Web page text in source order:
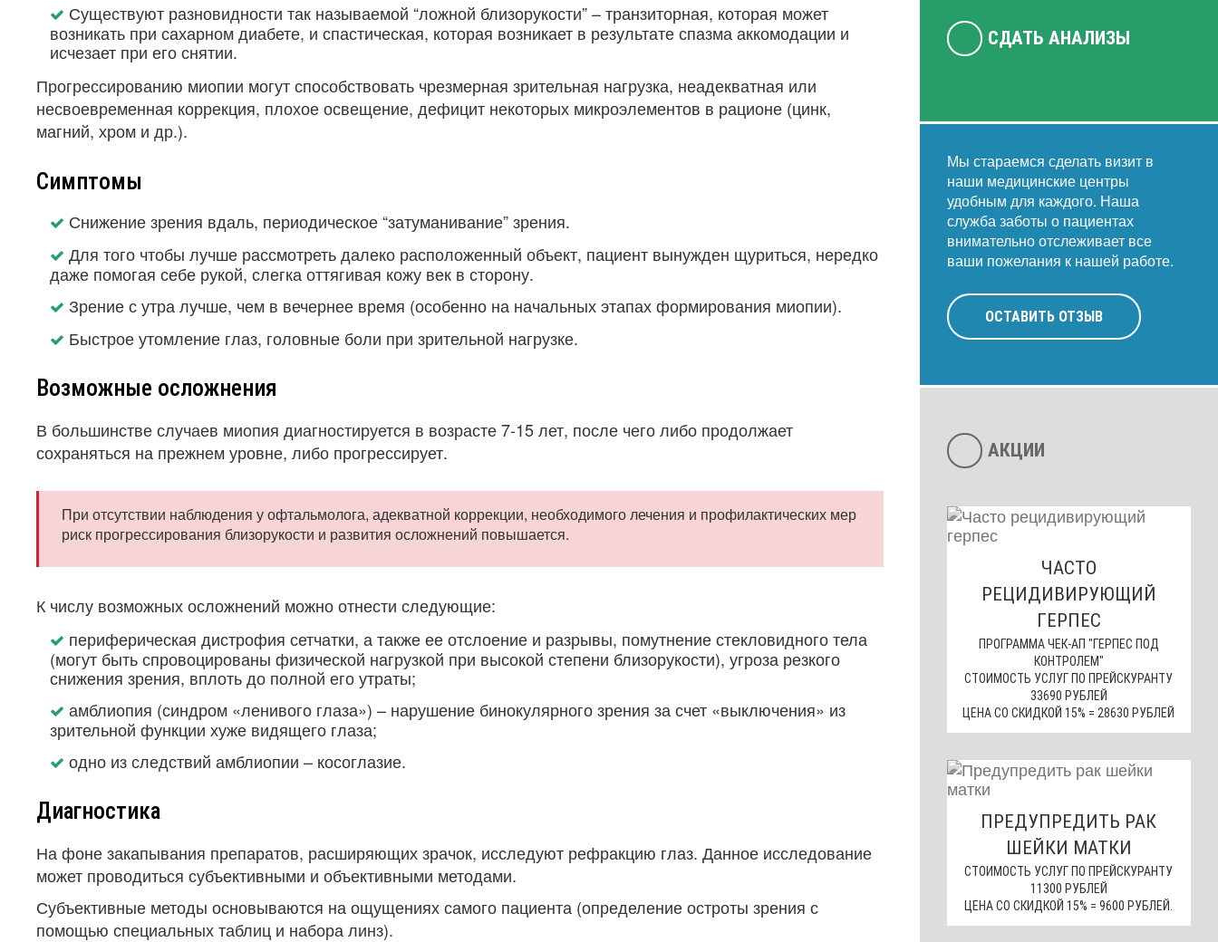
Существуют разновидности так называемой “ложной близорукости” – транзиторная, которая может
возникать при сахарном диабете, и спастическая, которая возникает в результате спазма аккомодации и
исчезает при его снятии.
Прогрессированию миопии могут способствовать чрезмерная зрительная нагрузка, неадекватная или
несвоевременная коррекция, плохое освещение, дефицит некоторых микроэлементов в рационе (цинк,
магний, хром и др.).
Симптомы
Снижение зрения вдаль, периодическое “затуманивание” зрения.
Для того чтобы лучше рассмотреть далеко расположенный объект, пациент вынужден щуриться, нередко
даже помогая себе рукой, слегка оттягивая кожу век в сторону.
Зрение с утра лучше, чем в вечернее время (особенно на начальных этапах формирования миопии).
Быстрое утомление глаз, головные боли при зрительной нагрузке.
Возможные осложнения
В большинстве случаев миопия диагностируется в возрасте 7-15 лет, после чего либо продолжает
сохраняться на прежнем уровне, либо прогрессирует.
При отсутствии наблюдения у офтальмолога, адекватной коррекции, необходимого лечения и профилактических мер
риск прогрессирования близорукости и развития осложнений повышается.
К числу возможных осложнений можно отнести следующие:
периферическая дистрофия сетчатки, а также ее отслоение и разрывы, помутнение стекловидного тела
(могут быть спровоцированы физической нагрузкой при высокой степени близорукости), угроза резкого
снижения зрения, вплоть до полной его утраты;
амблиопия (синдром «ленивого глаза») – нарушение бинокулярного зрения за счет «выключения» из
зрительной функции хуже видящего глаза;
одно из следствий амблиопии – косоглазие.
Диагностика
На фоне закапывания препаратов, расширяющих зрачок, исследуют рефракцию глаз. Данное исследование
может проводиться субъективными и объективными методами.
Субъективные методы основываются на ощущениях самого пациента (определение остроты зрения с
помощью специальных таблиц и набора линз).
СДАТЬ АНАЛИЗЫ
Мы стараемся сделать визит в
наши медицинские центры
удобным для каждого. Наша
служба заботы о пациентах
внимательно отслеживает все
ваши пожелания к нашей работе.
ОСТАВИТЬ ОТЗЫВ
АКЦИИ
ЧАСТО
РЕЦИДИВИРУЮЩИЙ
ГЕРПЕС
ПРОГРАММА ЧЕК-АП "ГЕРПЕС ПОД
КОНТРОЛЕМ"
СТОИМОСТЬ УСЛУГ ПО ПРЕЙСКУРАНТУ
33690 РУБЛЕЙ
ЦЕНА СО СКИДКОЙ 15% = 28630 РУБЛЕЙ
ПРЕДУПРЕДИТЬ РАК
ШЕЙКИ МАТКИ
СТОИМОСТЬ УСЛУГ ПО ПРЕЙСКУРАНТУ
11300 РУБЛЕЙ
ЦЕНА СО СКИДКОЙ 15% = 9600 РУБЛЕЙ.